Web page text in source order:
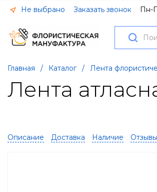
Не выбрано Заказать звонок Пн-
Главная / Каталог / Лента
Лента
Описание Доставка Наличие